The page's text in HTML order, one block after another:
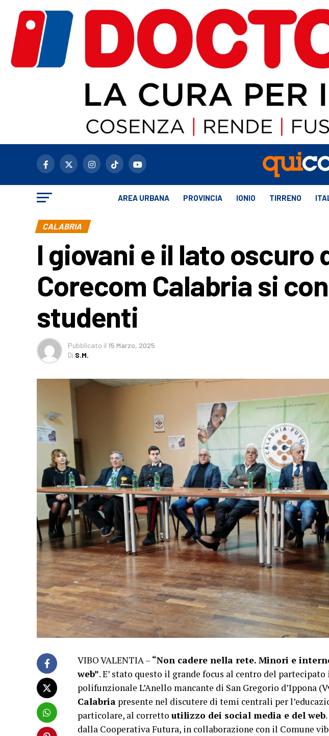
AREA URBANA PROVINCIA IONIO TIRRENO
CALABRIA
I giovani e il lato oscuro
Corecom Calabria si
studenti
Pubblicato il 15 Marzo, 2025
Di S.M.
VIBO VALENTIA – “Non cadere nella rete. Minori e
web”. E’ stato questo il grande focus al centro del
polifunzionale L’Anello mancante di San Gregorio d’Ippona
Calabria presente nel discutere di temi centrali per
particolare, al corretto utilizzo dei social media e del web
dalla Cooperativa Futura, in collaborazione con il Comune